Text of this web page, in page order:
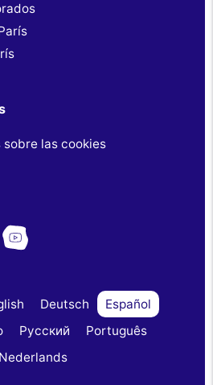
las cookies
Deutsch
Español
Русский
Português
Nederlands